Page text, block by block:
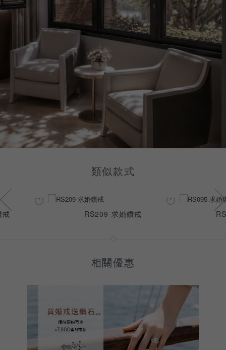
類似款式
RS209 求婚鑽戒 RS095 求婚鑽戒
相關優惠